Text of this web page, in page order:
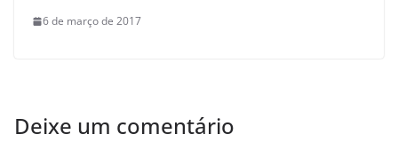
6 de março de 2017
Deixe um comentário